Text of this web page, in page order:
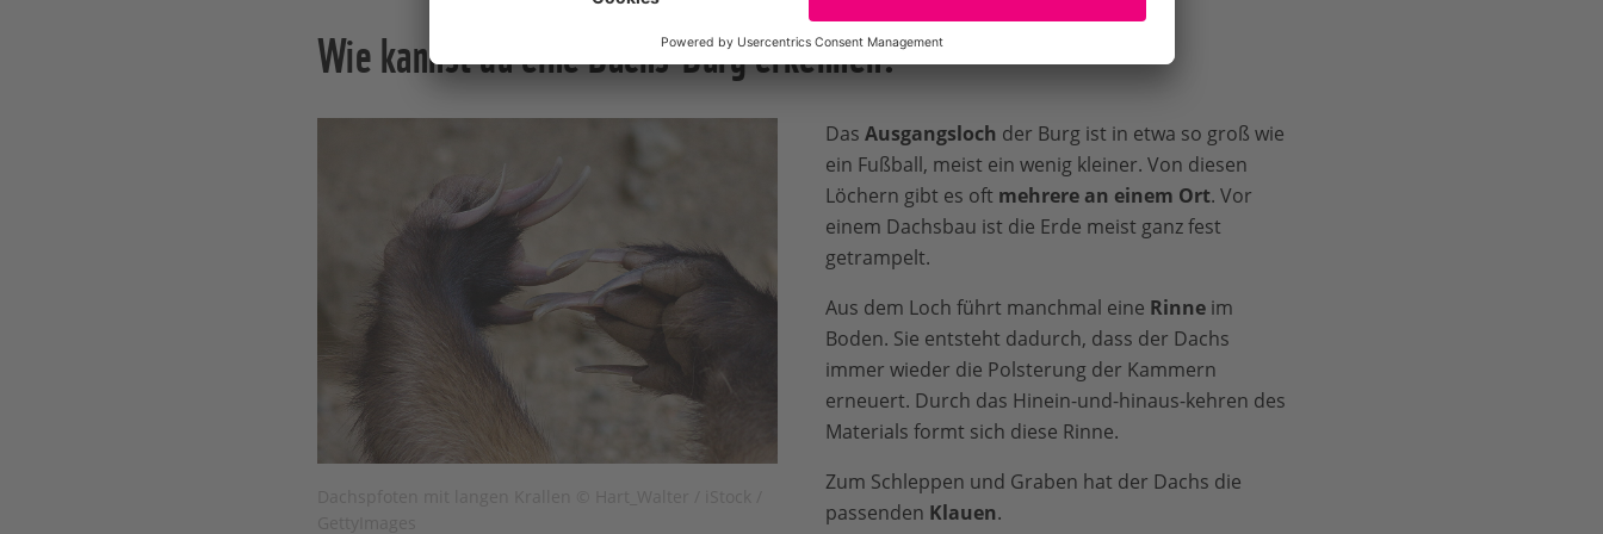
Wie kannst du eine Dachs-Burg erkennen?
Das Ausgangsloch der Burg ist in etwa so groß wie
ein Fußball, meist ein wenig kleiner. Von diesen
Löchern gibt es oft mehrere an einem Ort. Vor
einem Dachsbau ist die Erde meist ganz fest
getrampelt.
Aus dem Loch führt manchmal eine Rinne im
Boden. Sie entsteht dadurch, dass der Dachs
immer wieder die Polsterung der Kammern
erneuert. Durch das Hinein-und-hinaus-kehren des
Materials formt sich diese Rinne.
Zum Schleppen und Graben hat der Dachs die
passenden Klauen.